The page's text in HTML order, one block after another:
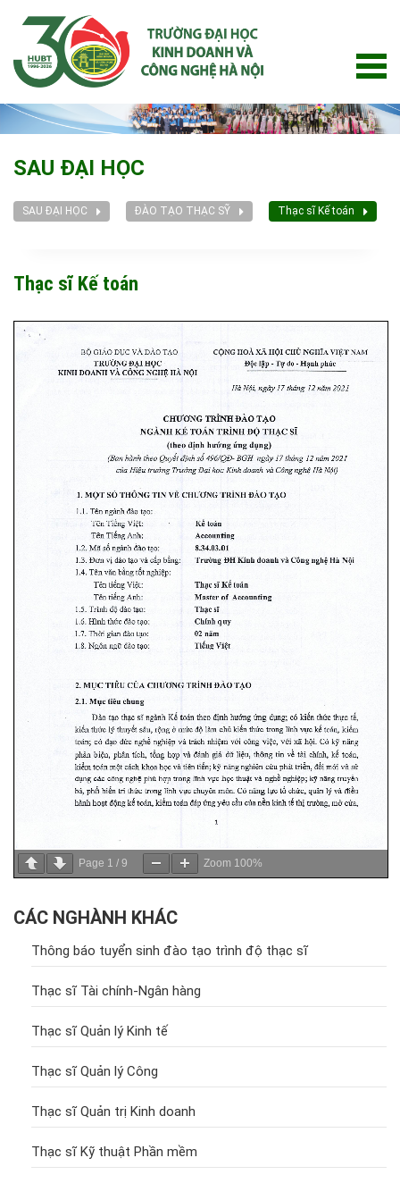
content
SAU ĐẠI HỌC
SAU ĐẠI HỌC ĐÀO TẠO THẠC SỸ Thạc sĩ Kế toán
Thạc sĩ Kế toán
Page 1 / 9 Zoom 100%
CÁC NGHÀNH KHÁC
Thông báo tuyển sinh đào tạo trình độ thạc sĩ
Thạc sĩ Tài chính-Ngân hàng
Thạc sĩ Quản lý Kinh tế
Thạc sĩ Quản lý Công
Thạc sĩ Quản trị Kinh doanh
Thạc sĩ Kỹ thuật Phần mềm